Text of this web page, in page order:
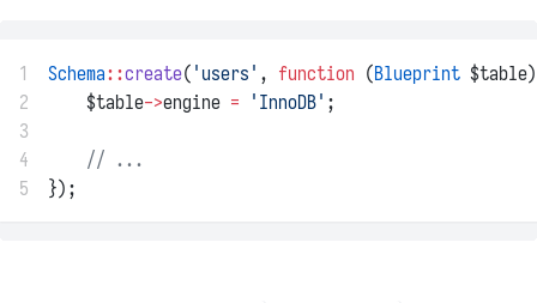
1 Schema::create( 'users' , function (Blueprint
2
    $table
->engine = 'InnoDB' ;
3
4
// ...
5
});